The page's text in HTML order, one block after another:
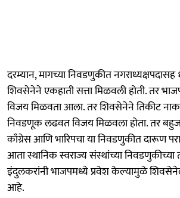
दरम्यान, मागच्या निवडणुकीत
शिवसेनेने एकहाती सत्ता मिळवली होती. तर
विजय मिळवता आला. तर शिवसेनेने तिकीट
निवडणूक लढवत विजय मिळवला होता. तर
काँग्रेस आणि भारिपचा या निवडणुकीत दारूण
आता स्थानिक स्वराज्य संस्थांच्या
इंदुलकरांनी भाजपमध्ये प्रवेश केल्यामुळे
आहे.